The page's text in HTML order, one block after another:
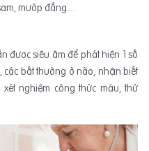
mướp đắng…
được siêu âm để phát hiện 1 số
bất thường ở não, nhận biết
nghiệm công thức máu, thử